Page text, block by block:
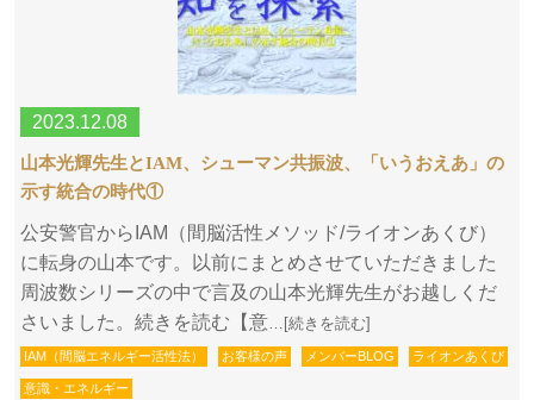
2023.12.08
山本光輝先生とIAM、シューマン共振波、「いうおえあ」の
示す統合の時代①
公安警官からIAM（間脳活性メソッド/ライオンあくび）
に転身の山本です。以前にまとめさせていただきました
周波数シリーズの中で言及の山本光輝先生がお越しくだ
さいました。続きを読む【意…[続きを読む]
IAM（間脳エネルギー活性法） お客様の声 メンバーBLOG ライオンあくび
意識・エネルギー